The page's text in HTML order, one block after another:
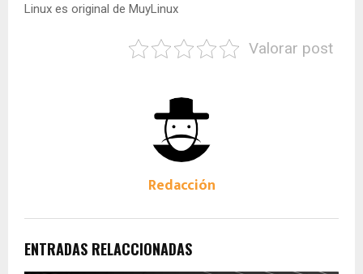
Linux es original de MuyLinux
Valorar post
Redacción
ENTRADAS RELACCIONADAS